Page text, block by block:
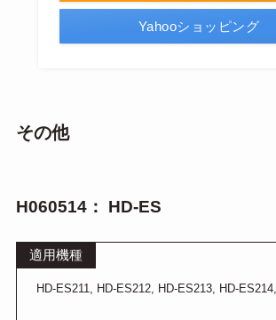
Yahooショッピング
その他
H060514： HD-ES
適用機種
HD-ES211, HD-ES212, HD-ES213, HD-